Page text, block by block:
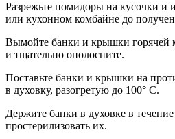
Разрежьте помидоры на кусочки и
или кухонном комбайне до
Вымойте банки и крышки горячей
и тщательно ополосните.
Поставьте банки и крышки на
в духовку, разогретую до 100° C.
Держите банки в духовке в
простерилизовать их.